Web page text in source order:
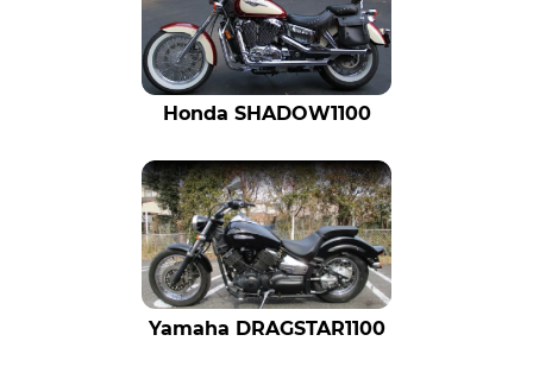
Honda SHADOW1100
Yamaha DRAGSTAR1100